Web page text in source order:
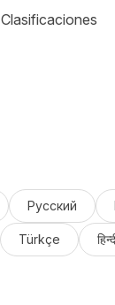
Clasificaciones
Русский
Türkçe